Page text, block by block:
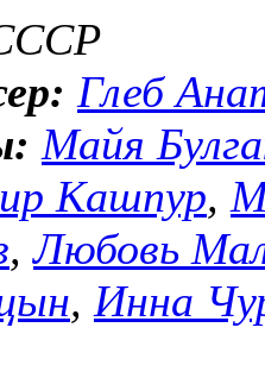
Глеб
Майя
Кашпур,
,Любовь
, Инна